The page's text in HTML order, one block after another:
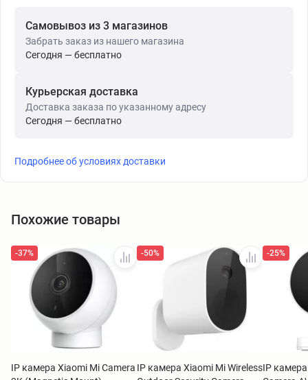
Самовывоз из 3 магазинов
Забрать заказ из нашего магазина
Сегодня — бесплатно
Курьерская доставка
Доставка заказа по указанному адресу
Сегодня — бесплатно
Подробнее об условиях доставки
Похожие товары
-37%
IP камера Xiaomi Mi Camera
-50%
IP камера Xiaomi Mi Wireless
-25%
IP